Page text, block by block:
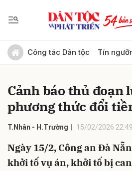
Công tác Dân tộc Tín
Cảnh báo thủ đoạn
phương thức đổi
T.Nhân - H.Trường 15/02/2026 22:49
Ngày 15/2, Công an Đà
khởi tố vụ án, khởi tố bị
Gửi bình luận